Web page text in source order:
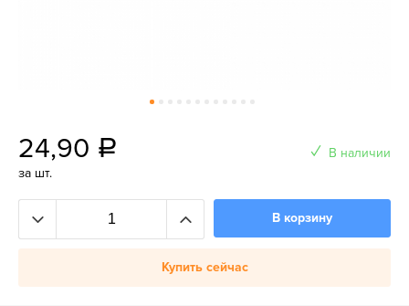
24,90 a
за шт.
В наличии
В корзину
Купить сейчас